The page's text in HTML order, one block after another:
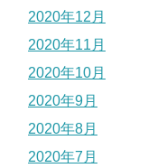
2020年12月
2020年11月
2020年10月
2020年9月
2020年8月
2020年7月